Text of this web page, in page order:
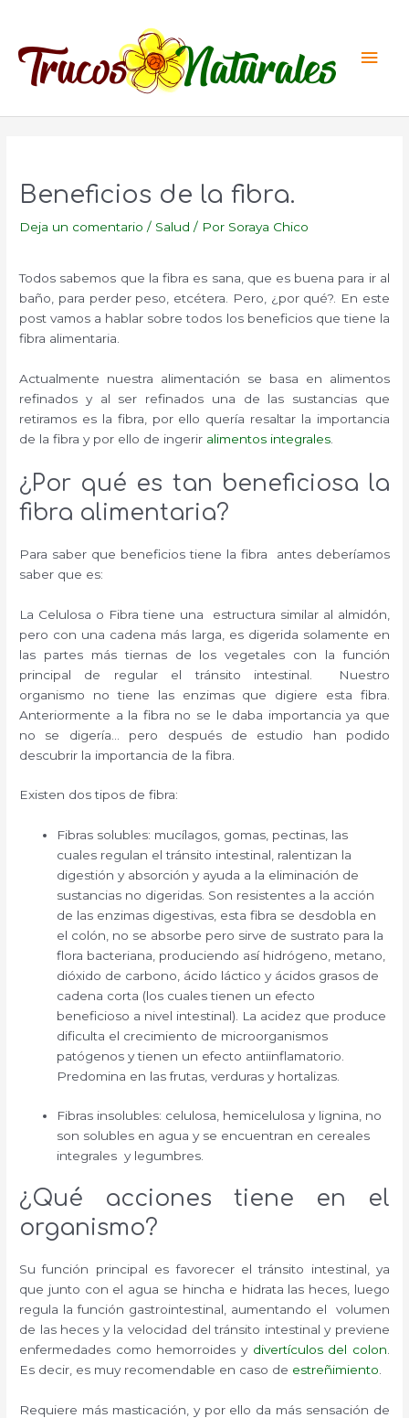
contenido
Beneficios de la fibra.
Deja un comentario / Salud / Por Soraya Chico
Todos sabemos que la fibra es sana, que es buena para ir al
baño, para perder peso, etcétera. Pero, ¿por qué?. En este
post vamos a hablar sobre todos los beneficios que tiene la
fibra alimentaria.
Actualmente nuestra alimentación se basa en alimentos
refinados y al ser refinados una de las sustancias que
retiramos es la fibra, por ello quería resaltar la importancia
de la fibra y por ello de ingerir alimentos integrales.
¿Por qué es tan beneficiosa la
fibra alimentaria?
Para saber que beneficios tiene la fibra antes deberíamos
saber que es:
La Celulosa o Fibra tiene una estructura similar al almidón,
pero con una cadena más larga, es digerida solamente en
las partes más tiernas de los vegetales con la función
principal de regular el tránsito intestinal. Nuestro
organismo no tiene las enzimas que digiere esta fibra.
Anteriormente a la fibra no se le daba importancia ya que
no se digería… pero después de estudio han podido
descubrir la importancia de la fibra.
Existen dos tipos de fibra:
Fibras solubles: mucílagos, gomas, pectinas, las
cuales regulan el tránsito intestinal, ralentizan la
digestión y absorción y ayuda a la eliminación de
sustancias no digeridas. Son resistentes a la acción
de las enzimas digestivas, esta fibra se desdobla en
el colón, no se absorbe pero sirve de sustrato para la
flora bacteriana, produciendo así hidrógeno, metano,
dióxido de carbono, ácido láctico y ácidos grasos de
cadena corta (los cuales tienen un efecto
beneficioso a nivel intestinal). La acidez que produce
dificulta el crecimiento de microorganismos
patógenos y tienen un efecto antiinflamatorio.
Predomina en las frutas, verduras y hortalizas.
Fibras insolubles: celulosa, hemicelulosa y lignina, no
son solubles en agua y se encuentran en cereales
integrales y legumbres.
¿Qué acciones tiene en el
organismo?
Su función principal es favorecer el tránsito intestinal, ya
que junto con el agua se hincha e hidrata las heces, luego
regula la función gastrointestinal, aumentando el volumen
de las heces y la velocidad del tránsito intestinal y previene
enfermedades como hemorroides y divertículos del colon
Es decir, es muy recomendable en caso de estreñimiento
Requiere más masticación, y por ello da más sensación de